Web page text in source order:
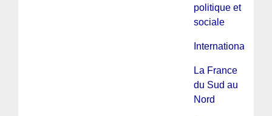
politique et
sociale
International
La France
du Sud au
Nord